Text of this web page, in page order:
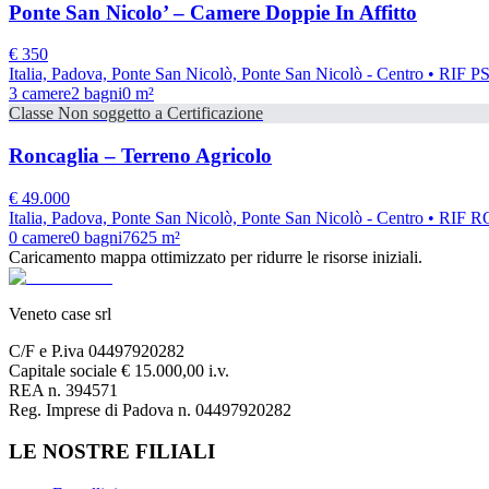
Ponte San Nicolo’ – Camere Doppie In Affitto
€ 350
Italia, Padova, Ponte San Nicolò, Ponte San Nicolò - Centro • RIF
3 camere2 bagni0 m²
Classe Non soggetto a Certificazione
Roncaglia – Terreno Agricolo
€ 49.000
Italia, Padova, Ponte San Nicolò, Ponte San Nicolò - Centro • RIF
0 camere0 bagni7625 m²
Caricamento mappa ottimizzato per ridurre le risorse iniziali.
Veneto case srl
C/F e P.iva 04497920282
Capitale sociale € 15.000,00 i.v.
REA n. 394571
Reg. Imprese di Padova n. 04497920282
LE NOSTRE FILIALI